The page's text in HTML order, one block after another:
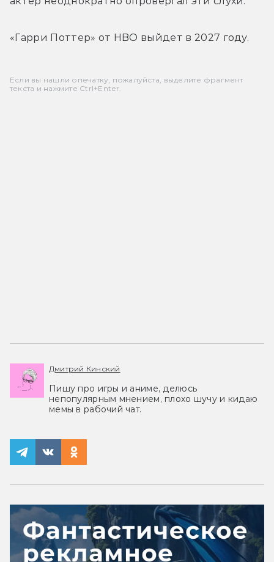
«Гарри Поттер» от HBO выйдет в 2027 году.
Если вы нашли опечатку, пожалуйста, выделите фрагмент
текста и нажмите Ctrl+Enter.
Дмитрий Кинский
Пишу про игры и аниме, делюсь
непопулярным мнением, плохо шучу и кидаю
мемы в рабочий чат.